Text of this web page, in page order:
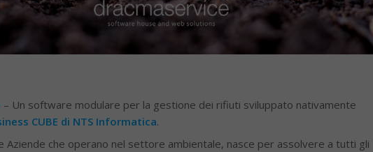
– Un software modulare per la gestione dei rifiuti sviluppato nativamente
CUBE di NTS Informatica.
Aziende che operano nel settore ambientale, nasce per assolvere a tutti gli